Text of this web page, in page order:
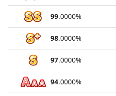
99.0000%
98.0000%
97.0000%
94.0000%